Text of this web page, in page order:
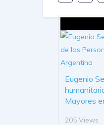
Eugenio
Mayores
205 Views